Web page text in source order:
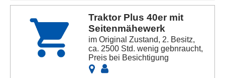
Traktor Plus 40er mit
Seitenmähewerk
im Original Zustand, 2. Besitz,
ca. 2500 Std. wenig gebnraucht,
Preis bei Besichtigung